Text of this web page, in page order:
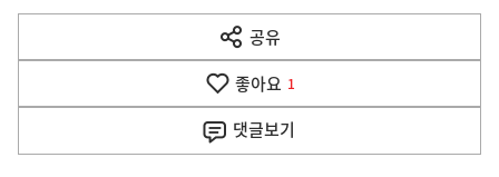
다
음
공유
열
기
좋아요 1
댓글보기